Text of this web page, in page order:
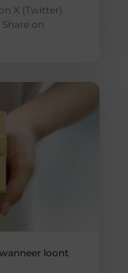
X (Twitter)
on
loont